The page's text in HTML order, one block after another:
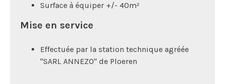
Surface à équiper +/- 40m²
Mise en service
Effectuée par la station technique agréée
"SARL ANNEZO" de Ploeren